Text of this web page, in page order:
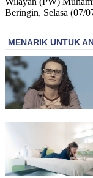
Beringin, Selasa (07/